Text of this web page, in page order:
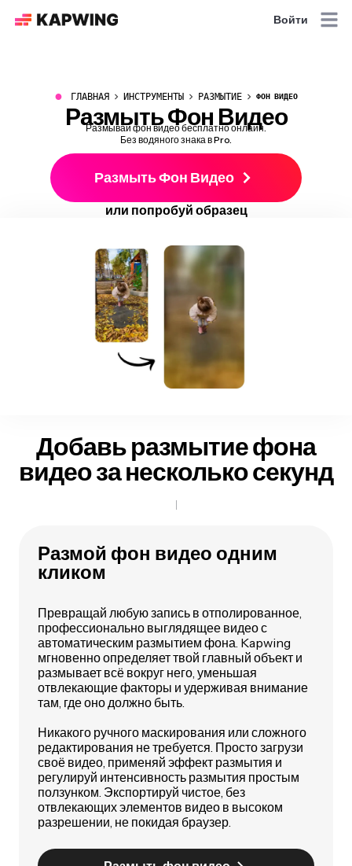
Войти
● ГЛАВНАЯ ИНСТРУМЕНТЫ РАЗМЫТИЕ ФОН ВИДЕО
Размыть Фон Видео
Размывай фон видео бесплатно онлайн.
Без водяного знака в Pro.
Размыть Фон Видео
или попробуй образец
Добавь размытие фона
видео за несколько секунд
Размой фон видео одним
кликом
Превращай любую запись в отполированное,
профессионально выглядящее видео с
автоматическим размытием фона. Kapwing
мгновенно определяет твой главный объект и
размывает всё вокруг него, уменьшая
отвлекающие факторы и удерживая внимание
там, где оно должно быть.
Никакого ручного маскирования или сложного
редактирования не требуется. Просто загрузи
своё видео, применяй эффект размытия и
регулируй интенсивность размытия простым
ползунком. Экспортируй чистое, без
отвлекающих элементов видео в высоком
разрешении, не покидая браузер.